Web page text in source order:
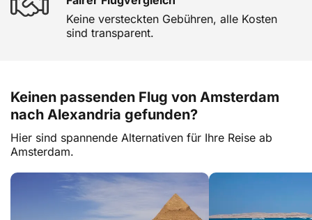
Keine versteckten Gebühren, alle Kosten
sind transparent.
Keinen passenden Flug von Amsterdam
nach Alexandria gefunden?
Hier sind spannende Alternativen für Ihre Reise ab
Amsterdam.